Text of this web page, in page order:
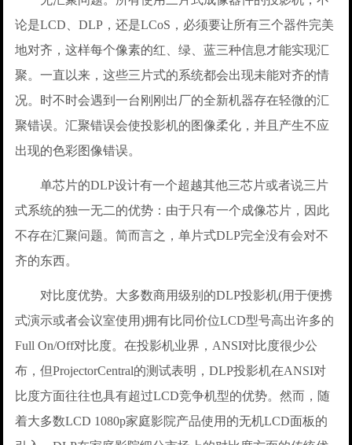
论是LCD、DLP，还是LCoS，必须要让所有三个器件完美
地对齐，这样每个像素的红、绿、蓝三种信息才能实现汇
聚。一直以来，这些三片式的系统都会出现未能对齐的情
况。时不时会遇到一台刚刚出厂的全新机器存在轻微的汇
聚错误。汇聚错误会使投影机的图像柔化，并且产生不应
出现的色彩图像错误。
单芯片的DLP设计有一个超越其他三芯片或者说三片
式系统的独一无二的优势：由于只有一个成像芯片，因此
不存在汇聚问题。简而言之，单片式DLP完全没有会对不
齐的东西。
对比度优势。大多数商用级别的DLP投影机(用于便携
式演示或者会议室使用)拥有比同价位LCD型号高出许多的
Full On/Off对比度。在投影机业界，ANSI对比度很少公
布，但ProjectorCentral的测试表明，DLP投影机在ANSI对
比度方面往往也具有超过LCD竞争机型的优势。然而，随
着大多数LCD 1080p家庭影院产品使用的无机LCD面板的